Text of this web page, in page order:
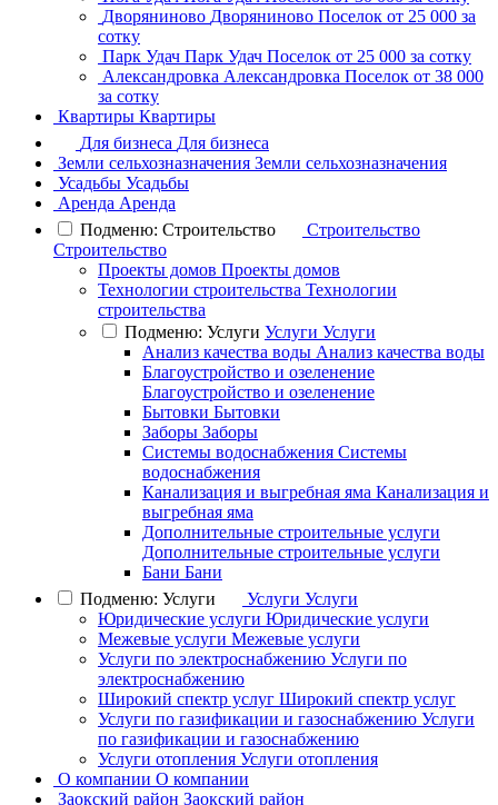
Дворяниново Дворяниново Поселок от 25 000 за
сотку
Парк Удач Парк Удач Поселок от 25 000 за сотку
Александровка Александровка Поселок от 38 000
за сотку
Квартиры Квартиры
Для бизнеса Для бизнеса
Земли сельхозназначения Земли сельхозназначения
Усадьбы Усадьбы
Аренда Аренда
Подменю: Строительство
Строительство
Строительство
Проекты домов Проекты домов
Технологии строительства Технологии
строительства
Подменю: Услуги Услуги Услуги
Анализ качества воды Анализ качества воды
Благоустройство и озеленение
Благоустройство и озеленение
Бытовки Бытовки
Заборы Заборы
Системы водоснабжения Системы
водоснабжения
Канализация и выгребная яма Канализация и
выгребная яма
Дополнительные строительные услуги
Дополнительные строительные услуги
Бани Бани
Подменю: Услуги
Услуги Услуги
Юридические услуги Юридические услуги
Межевые услуги Межевые услуги
Услуги по электроснабжению Услуги по
электроснабжению
Широкий спектр услуг Широкий спектр услуг
Услуги по газификации и газоснабжению Услуги
по газификации и газоснабжению
Услуги отопления Услуги отопления
О компании О компании
Заокский район Заокский район